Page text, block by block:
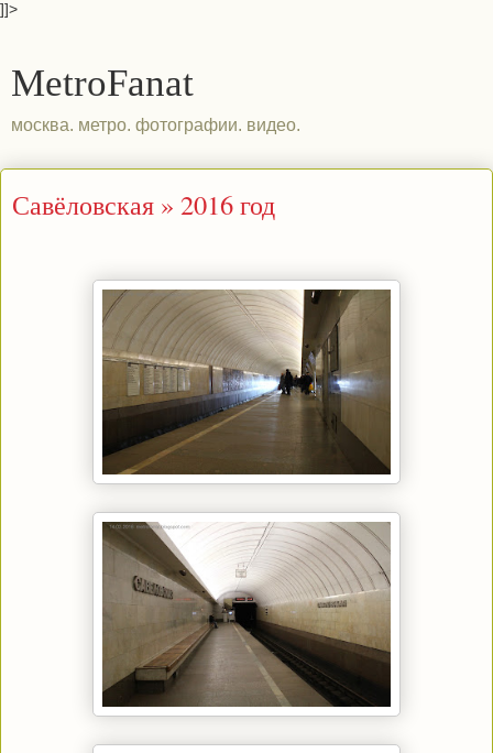
]]>
MetroFanat
москва. метро. фотографии. видео.
Савёловская » 2016 год